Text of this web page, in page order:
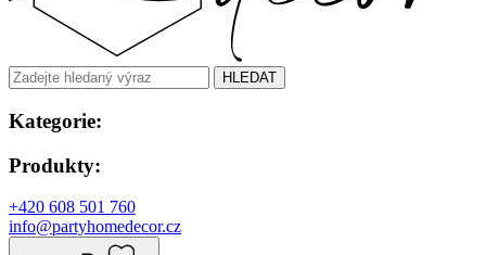
HLEDAT
Kategorie:
Produkty:
+420 608 501 760
info@partyhomedecor.cz